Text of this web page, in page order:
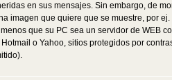
en sus mensajes. Sin embargo, de
imagen que quiere que se muestre, por
que su PC sea un servidor de
o Yahoo, sitios protegidos por